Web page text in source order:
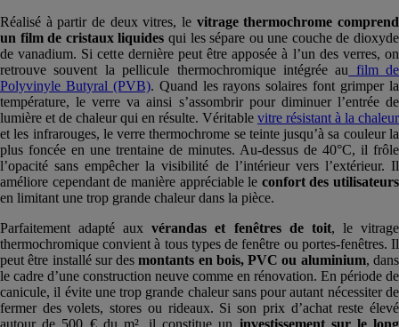
Réalisé à partir de deux vitres, le vitrage thermochrome comprend
un film de cristaux liquides qui les sépare ou une couche de dioxyde
de vanadium. Si cette dernière peut être apposée à l’un des verres, on
retrouve souvent la pellicule thermochromique intégrée au film de
Polyvinyle Butyral (PVB). Quand les rayons solaires font grimper la
température, le verre va ainsi s’assombrir pour diminuer l’entrée de
lumière et de chaleur qui en résulte. Véritable vitre résistant à la chaleur
et les infrarouges, le verre thermochrome se teinte jusqu’à sa couleur la
plus foncée en une trentaine de minutes. Au-dessus de 40°C, il frôle
l’opacité sans empêcher la visibilité de l’intérieur vers l’extérieur. Il
améliore cependant de manière appréciable le confort des utilisateurs
en limitant une trop grande chaleur dans la pièce.
Parfaitement adapté auxvérandas et fenêtres de toit, le vitrage
thermochromique convient à tous types de fenêtre ou portes-fenêtres. Il
peut être installé sur des montants en bois, PVC ou aluminium, dans
le cadre d’une construction neuve comme en rénovation. En période de
canicule, il évite une trop grande chaleur sans pour autant nécessiter de
fermer des volets, stores ou rideaux. Si son prix d’achat reste élevé
autour de 500 € du m², il constitue un investissement sur le long